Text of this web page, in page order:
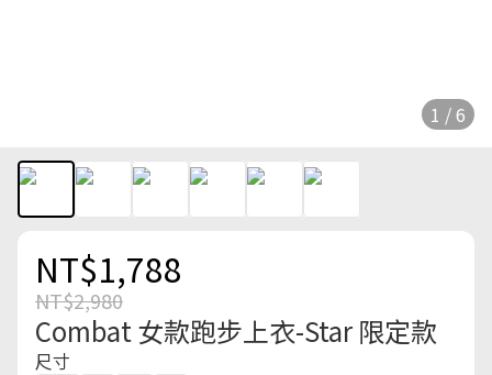
1 / 6
NT$1,788
NT$2,980
Combat 女款跑步上衣-Star 限定款
尺寸